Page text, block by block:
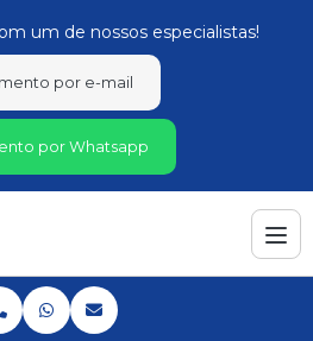
um de nossos especialistas!
por e-mail
por Whatsapp